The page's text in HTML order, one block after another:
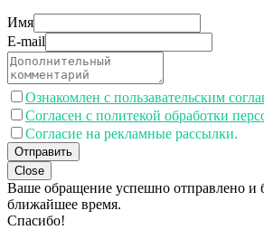
Имя
E-mail
Ознакомлен с пользавательским
Согласен с политекой обработки
Согласие на рекламные рассылки.
Отправить
Close
Ваше обращение успешно отправлено и
ближайшее время.
Спасибо!